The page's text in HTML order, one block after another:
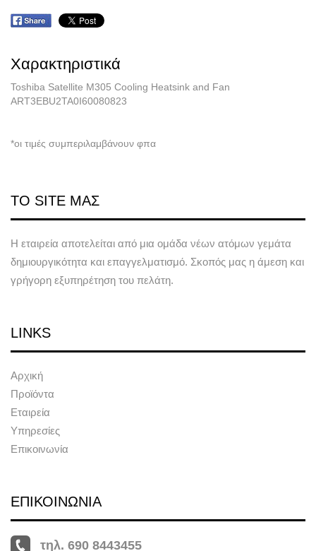
Χαρακτηριστικά
Toshiba Satellite M305 Cooling Heatsink and Fan
ART3EBU2TA0I60080823
*οι τιμές συμπεριλαμβάνουν φπα
ΤΟ SITE ΜΑΣ
Η εταιρεία αποτελείται από μια ομάδα νέων ατόμων γεμάτα
δημιουργικότητα και επαγγελματισμό. Σκοπός μας η άμεση και
γρήγορη εξυπηρέτηση του πελάτη.
LINKS
Αρχική
Προϊόντα
Εταιρεία
Υπηρεσίες
Επικοινωνία
ΕΠΙΚΟΙΝΩΝΙΑ
τηλ. 690 8443455